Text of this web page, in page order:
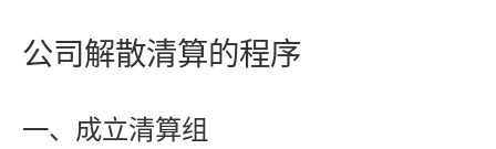
公司解散清算的程序
一、成立清算组